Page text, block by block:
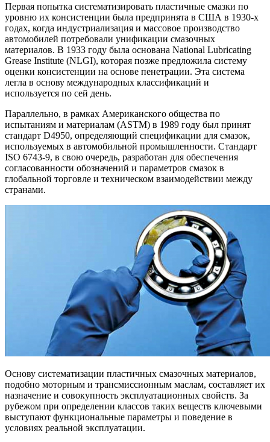
Первая попытка систематизировать пластичные смазки по
уровню их консистенции была предпринята в США в 1930-х
годах, когда индустриализация и массовое производство
автомобилей потребовали унификации смазочных
материалов. В 1933 году была основана National Lubricating
Grease Institute (NLGI), которая позже предложила систему
оценки консистенции на основе пенетрации. Эта система
легла в основу международных классификаций и
используется по сей день.
Параллельно, в рамках Американского общества по
испытаниям и материалам (ASTM) в 1989 году был принят
стандарт D4950, определяющий спецификации для смазок,
используемых в автомобильной промышленности. Стандарт
ISO 6743-9, в свою очередь, разработан для обеспечения
согласованности обозначений и параметров смазок в
глобальной торговле и техническом взаимодействии между
странами.
Основу систематизации пластичных смазочных материалов,
подобно моторным и трансмиссионным маслам, составляет их
назначение и совокупность эксплуатационных свойств. За
рубежом при определении классов таких веществ ключевыми
выступают функциональные параметры и поведение в
условиях реальной эксплуатации.